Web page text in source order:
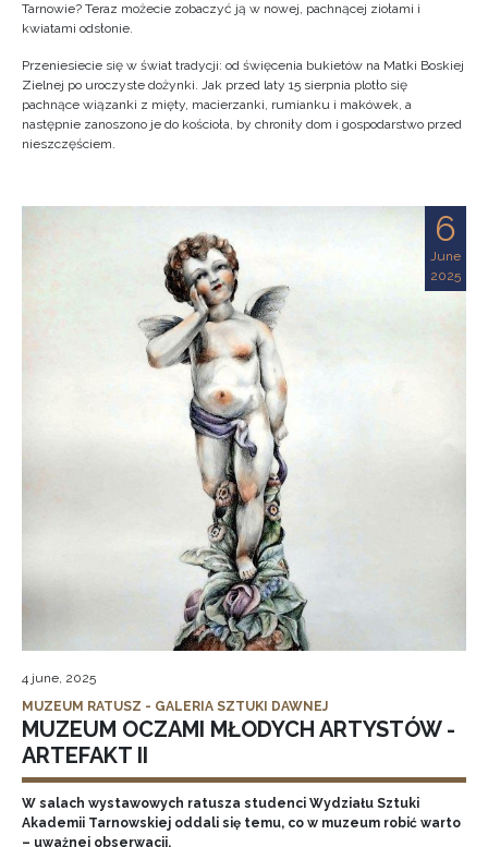
Tarnowie? Teraz możecie zobaczyć ją w nowej, pachnącej ziołami i
kwiatami odsłonie.
Przeniesiecie się w świat tradycji: od święcenia bukietów na Matki Boskiej
Zielnej po uroczyste dożynki. Jak przed laty 15 sierpnia plotło się
pachnące wiązanki z mięty, macierzanki, rumianku i makówek, a
następnie zanoszono je do kościoła, by chroniły dom i gospodarstwo przed
nieszczęściem.
6
June
2025
4 june, 2025
MUZEUM RATUSZ - GALERIA SZTUKI DAWNEJ
MUZEUM OCZAMI MŁODYCH ARTYSTÓW -
ARTEFAKT II
W salach wystawowych ratusza studenci Wydziału Sztuki
Akademii Tarnowskiej oddali się temu, co w muzeum robić warto
– uważnej obserwacji.